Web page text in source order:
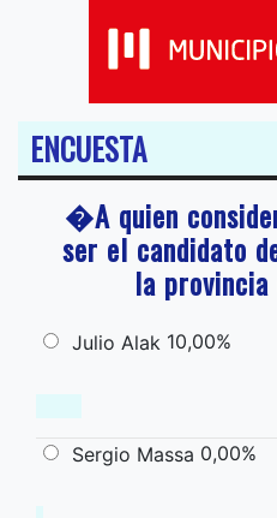
ENCUESTA
�A quien
ser el candidato
la provincia
Julio Alak 10,00%
Sergio Massa 0,00%